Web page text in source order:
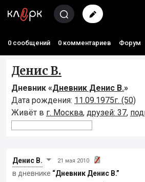
0 сообщений 0 комментариев Форум
Денис В.
Дневник «Дневник Денис В.»
Дата рождения: 11.09.1975г. (50)
Живёт в г. Москва, друзей: 37,
Денис В. 21 мая 2010
в дневнике “Дневник Денис В.”